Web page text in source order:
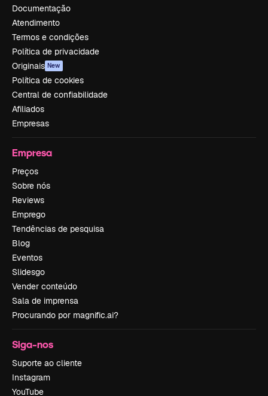
Documentação
Atendimento
Termos e condições
Política de privacidade
Originais New
Política de cookies
Central de confiabilidade
Afiliados
Empresas
Empresa
Preços
Sobre nós
Reviews
Emprego
Tendências de pesquisa
Blog
Eventos
Slidesgo
Vender conteúdo
Sala de imprensa
Procurando por magnific.ai?
Siga-nos
Suporte ao cliente
Instagram
YouTube